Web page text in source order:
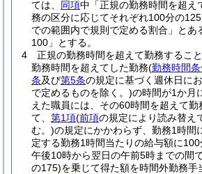
ては、 同項中「正規の勤務時間を超え
務の区分に応じてそれぞれ100分の
での範囲内で規則で定める割合」とあ
100」とする。
4
正規の勤務時間を超えて勤務するこ
勤務時間を超えてした勤務(勤務時間
条及び第5条の規定に基づく週休日に
で定めるものを除く。)の時間が1か月
えた職員には、その60時間を超えて勤
て、 第1項(前項の規定により読み替え
む。)の規定にかかわらず、勤務1時間
定する勤務1時間当たりの給与額に
午後10時から翌日の午前5時までの間
の175)を乗じて得た額を時間外勤務手